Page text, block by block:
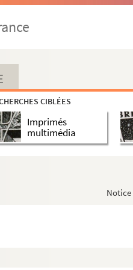
CIBLÉES
Imprimés
multimédia
Notice